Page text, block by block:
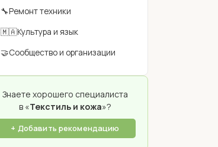
🔧Ремонт техники
🇲🇦Культура и язык
🤝Сообщество и организации
Знаете хорошего специалиста
в «Текстиль и кожа»?
+ Добавить рекомендацию